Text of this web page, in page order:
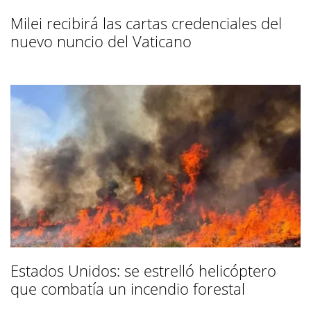
Milei recibirá las cartas credenciales del
nuevo nuncio del Vaticano
Estados Unidos: se estrelló helicóptero
que combatía un incendio forestal